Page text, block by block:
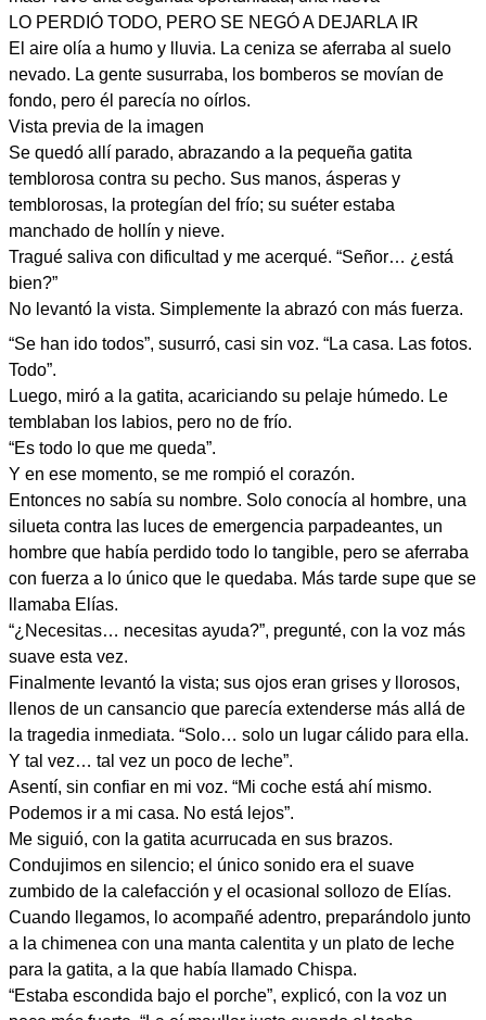
LO PERDIÓ TODO, PERO SE NEGÓ A DEJARLA IR
El aire olía a humo y lluvia. La ceniza se aferraba al suelo
nevado. La gente susurraba, los bomberos se movían de
fondo, pero él parecía no oírlos.
Vista previa de la imagen
Se quedó allí parado, abrazando a la pequeña gatita
temblorosa contra su pecho. Sus manos, ásperas y
temblorosas, la protegían del frío; su suéter estaba
manchado de hollín y nieve.
Tragué saliva con dificultad y me acerqué. “Señor… ¿está
bien?”
No levantó la vista. Simplemente la abrazó con más fuerza.
“Se han ido todos”, susurró, casi sin voz. “La casa. Las fotos.
Todo”.
Luego, miró a la gatita, acariciando su pelaje húmedo. Le
temblaban los labios, pero no de frío.
“Es todo lo que me queda”.
Y en ese momento, se me rompió el corazón.
Entonces no sabía su nombre. Solo conocía al hombre, una
silueta contra las luces de emergencia parpadeantes, un
hombre que había perdido todo lo tangible, pero se aferraba
con fuerza a lo único que le quedaba. Más tarde supe que se
llamaba Elías.
“¿Necesitas… necesitas ayuda?”, pregunté, con la voz más
suave esta vez.
Finalmente levantó la vista; sus ojos eran grises y llorosos,
llenos de un cansancio que parecía extenderse más allá de
la tragedia inmediata. “Solo… solo un lugar cálido para ella.
Y tal vez… tal vez un poco de leche”.
Asentí, sin confiar en mi voz. “Mi coche está ahí mismo.
Podemos ir a mi casa. No está lejos”.
Me siguió, con la gatita acurrucada en sus brazos.
Condujimos en silencio; el único sonido era el suave
zumbido de la calefacción y el ocasional sollozo de Elías.
Cuando llegamos, lo acompañé adentro, preparándolo junto
a la chimenea con una manta calentita y un plato de leche
para la gatita, a la que había llamado Chispa.
“Estaba escondida bajo el porche”, explicó, con la voz un